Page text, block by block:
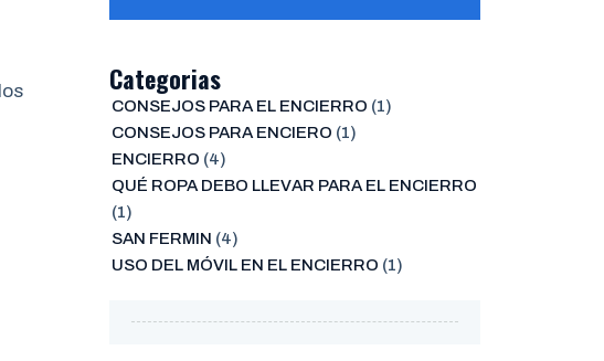
Categorias
CONSEJOS PARA EL ENCIERRO (1)
CONSEJOS PARA ENCIERO (1)
ENCIERRO (4)
QUÉ ROPA DEBO LLEVAR PARA EL ENCIERRO
(1)
SAN FERMIN (4)
USO DEL MÓVIL EN EL ENCIERRO (1)